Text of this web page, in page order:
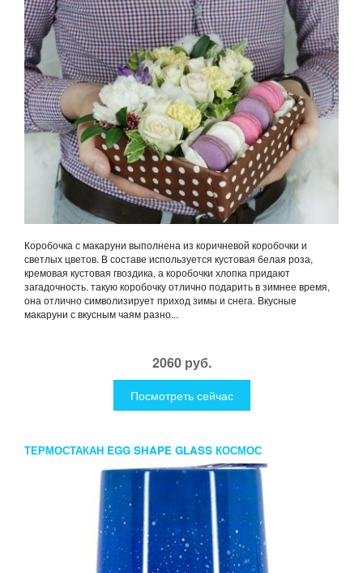
Коробочка с макаруни выполнена из коричневой коробочки и
светлых цветов. В составе используется кустовая белая роза,
кремовая кустовая гвоздика, а коробочки хлопка придают
загадочность. такую коробочку отлично подарить в зимнее время,
она отлично символизирует приход зимы и снега. Вкусные
макаруни с вкусным чаям разно...
2060 руб.
Посмотреть сейчас
ТЕРМОСТАКАН EGG SHAPE GLASS КОСМОС